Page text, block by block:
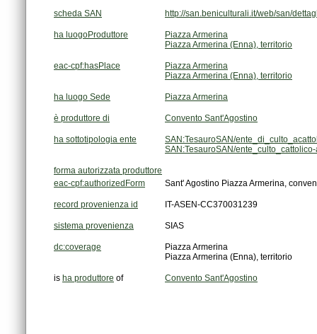
scheda SAN http://san.beniculturali.it/web/san/
ha luogoProduttore
Piazza Armerina
Piazza Armerina (Enna), territorio
eac-cpf:hasPlace
Piazza Armerina
Piazza Armerina (Enna), territorio
ha luogo Sede Piazza Armerina
è produttore di Convento Sant'Agostino
ha sottotipologia ente
SAN:TesauroSAN/
SAN:TesauroSAN/
forma autorizzata produttore
eac-cpf:authorizedForm
Sant' Agostino Piazza Armerina,
record provenienza id IT-ASEN-CC370031239
sistema provenienza SIAS
dc:coverage
Piazza Armerina
Piazza Armerina (Enna), territorio
is ha produttore of Convento Sant'Agostino